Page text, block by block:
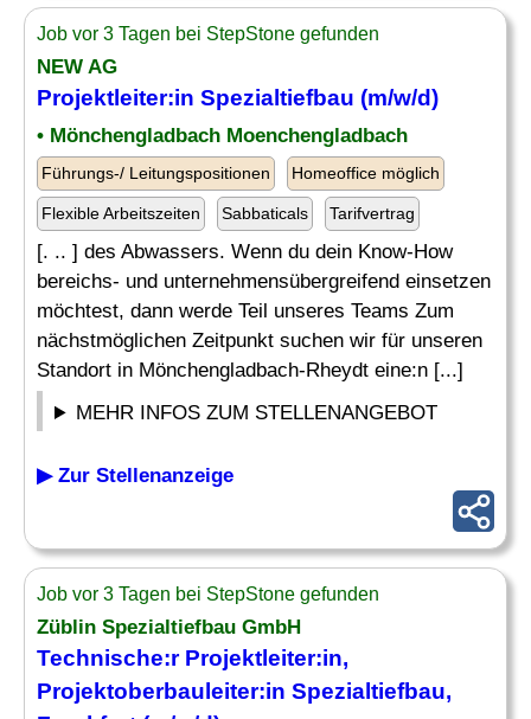
Job vor 3 Tagen bei StepStone gefunden
NEW AG
Projektleiter:in Spezialtiefbau (m/w/d)
• Mönchengladbach Moenchengladbach
Führungs-/ Leitungspositionen Homeoffice möglich
Flexible Arbeitszeiten Sabbaticals Tarifvertrag
[. .. ] des Abwassers. Wenn du dein Know-How
bereichs- und unternehmensübergreifend einsetzen
möchtest, dann werde Teil unseres Teams Zum
nächstmöglichen Zeitpunkt suchen wir für unseren
Standort in Mönchengladbach-Rheydt eine:n [...]
MEHR INFOS ZUM STELLENANGEBOT
▶ Zur Stellenanzeige
Job vor 3 Tagen bei StepStone gefunden
Züblin Spezialtiefbau GmbH
Technische:r Projektleiter:in,
Projektoberbauleiter:in Spezialtiefbau,